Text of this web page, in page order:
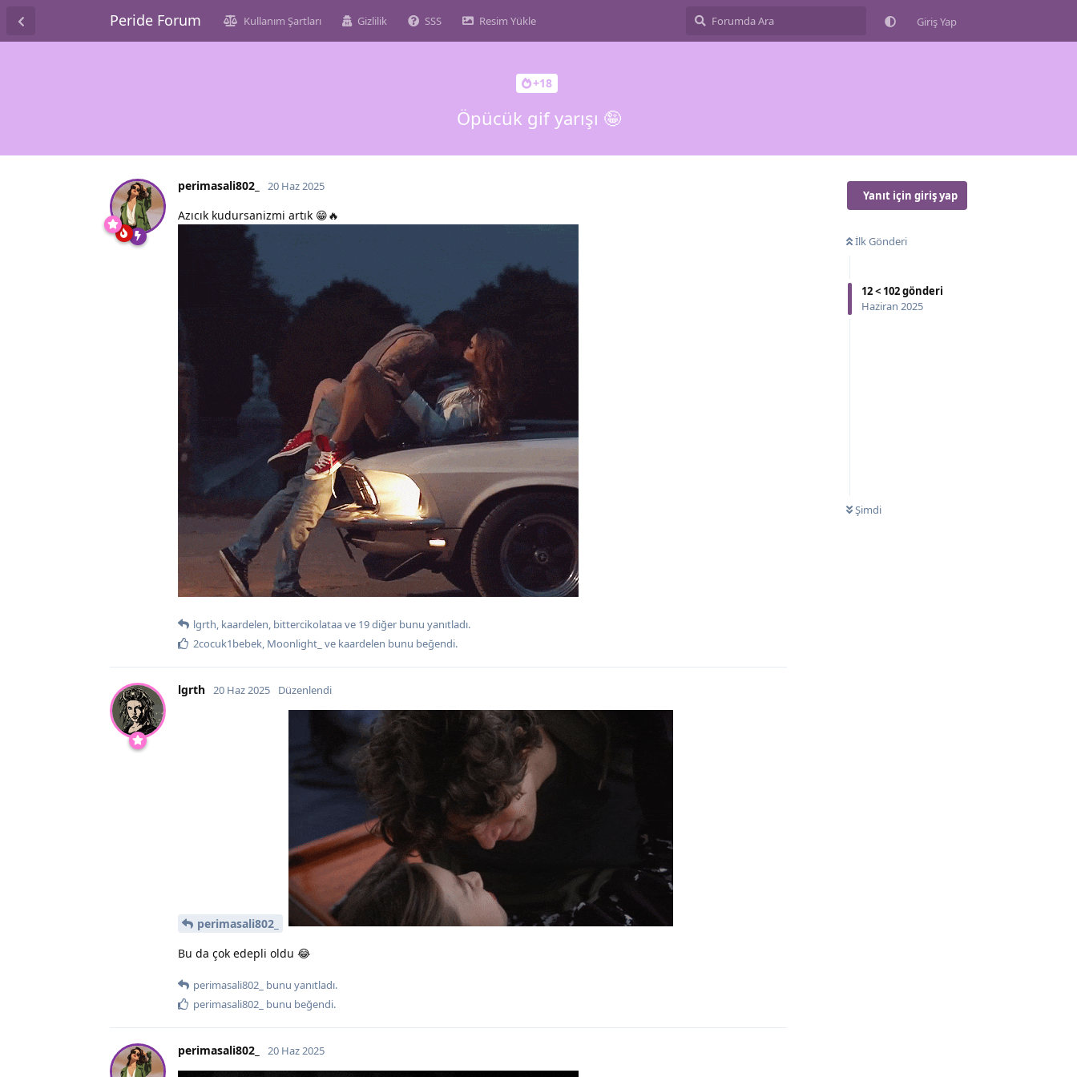
Peride Forum Kullanım Şartları Gizlilik SSS Resim Yükle Giriş Yap
+18
Öpücük gif yarışı 🤪
Yanıt için giriş yap
İlk Gönderi
12< 102gönderi
Haziran 2025
Şimdi
perimasali802_ 20 Haz 2025
Azıcık kudursanizmi artık 😁🔥
lgrth, kaardelen, bittercikolataave 19diğer bunu yanıtladı.
2cocuk1bebek, Moonlight_ ve kaardelen bunu beğendi.
lgrth 20 Haz 2025 Düzenlendi
perimasali802_
Bu da çok edepli oldu 😂
perimasali802_ bunu yanıtladı.
perimasali802_ bunu beğendi.
perimasali802_ 20 Haz 2025